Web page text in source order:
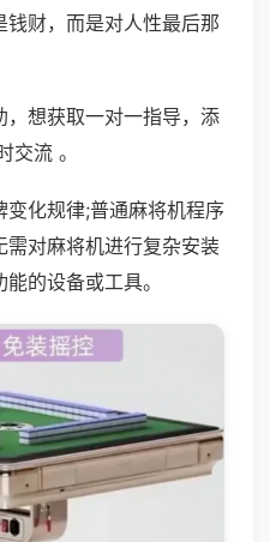
财，而是对人性最后那
想获取一对一指导，添
流 。
化规律;普通麻将机程序
对麻将机进行复杂安装
的设备或工具。